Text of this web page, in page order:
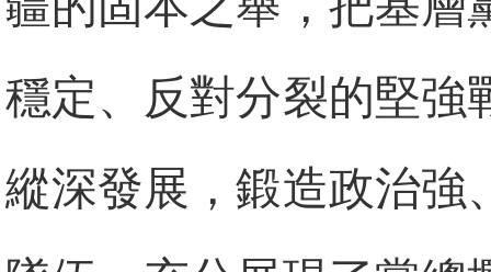
穩定、反對分裂的堅強
縱深發展，鍛造政治強